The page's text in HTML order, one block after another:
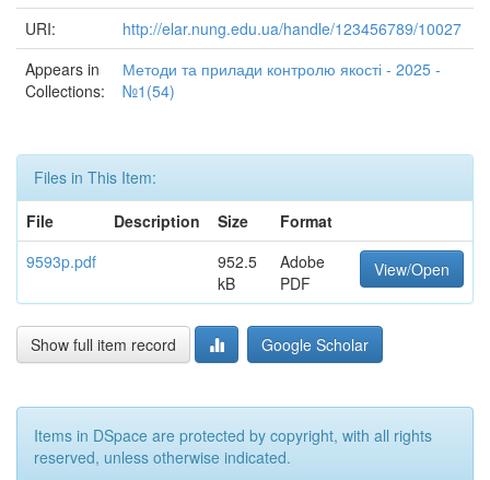
URI:
http://elar.nung.edu.ua/handle/123456789/10027
Appears in
Collections:
Методи та прилади контролю якості - 2025 -
№1(54)
Files in This Item:
File
Description Size
Format
9593p.pdf
952.5
kB
Adobe
PDF
View/Open
Show full item record Google Scholar
Items in DSpace are protected by copyright, with all rights
reserved, unless otherwise indicated.